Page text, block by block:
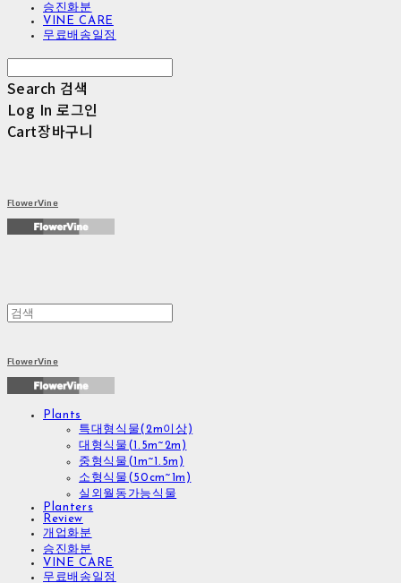
승진화분
VINE CARE
무료배송일정
Search 검색
Log In 로그인
Cart장바구니
FlowerVine
FlowerVine
Plants
특대형식물(2m이상)
대형식물(1.5m~2m)
중형식물(1m~1.5m)
소형식물(50cm~1m)
실외월동가능식물
Planters
Review
개업화분
승진화분
VINE CARE
무료배송일정